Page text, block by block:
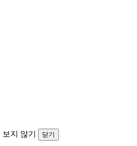
지 않기 닫기